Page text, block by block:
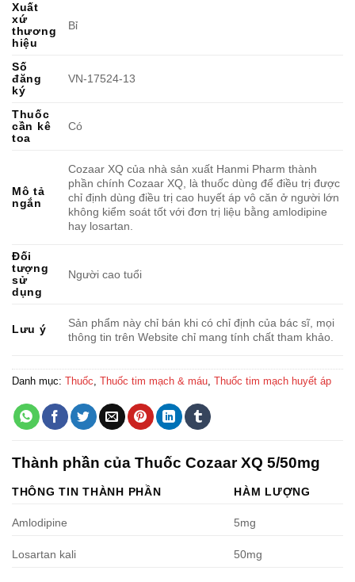
Xuất
xứ
thương
hiệu
Bỉ
Số
đăng
ký
VN-17524-13
Thuốc
cần kê
toa
Có
Mô tả
ngắn
Cozaar XQ của nhà sản xuất Hanmi Pharm thành
phần chính Cozaar XQ, là thuốc dùng để điều trị được
chỉ định dùng điều trị cao huyết áp vô căn ở người lớn
không kiểm soát tốt với đơn trị liệu bằng amlodipine
hay losartan.
Đối
tượng
sử
dụng
Người cao tuổi
Lưu ý
Sản phẩm này chỉ bán khi có chỉ định của bác sĩ, mọi
thông tin trên Website chỉ mang tính chất tham khảo.
Danh mục: Thuốc, Thuốc tim mạch & máu, Thuốc tim mạch huyết áp
Thành phần của Thuốc Cozaar XQ 5/50mg
THÔNG TIN THÀNH PHẦN HÀM LƯỢNG
Amlodipine 5mg
Losartan kali 50mg